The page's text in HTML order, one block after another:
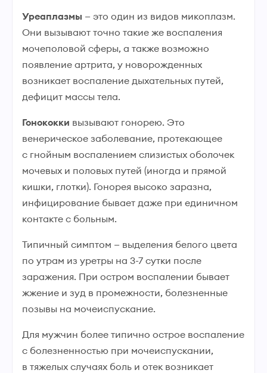
Уреаплазмы — это один из видов микоплазм.
Они вызывают точно такие же воспаления
мочеполовой сферы, а также возможно
появление артрита, у новорожденных
возникает воспаление дыхательных путей,
дефицит массы тела.
Гонококки вызывают гонорею. Это
венерическое заболевание, протекающее
с гнойным воспалением слизистых оболочек
мочевых и половых путей (иногда и прямой
кишки, глотки). Гонорея высоко заразна,
инфицирование бывает даже при единичном
контакте с больным.
Типичный симптом — выделения белого цвета
по утрам из уретры на 3-7 сутки после
заражения. При остром воспалении бывает
жжение и зуд в промежности, болезненные
позывы на мочеиспускание.
Для мужчин более типично острое воспаление
с болезненностью при мочеиспускании,
в тяжелых случаях боль и отек возникает